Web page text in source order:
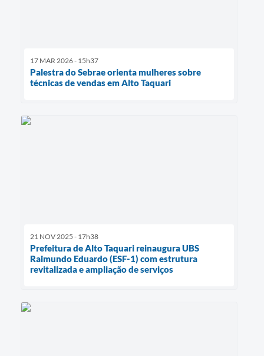
17 MAR 2026 - 15h37
Palestra do Sebrae orienta mulheres sobre
técnicas de vendas em Alto Taquari
21 NOV 2025 - 17h38
Prefeitura de Alto Taquari reinaugura UBS
Raimundo Eduardo (ESF-1) com estrutura
revitalizada e ampliação de serviços